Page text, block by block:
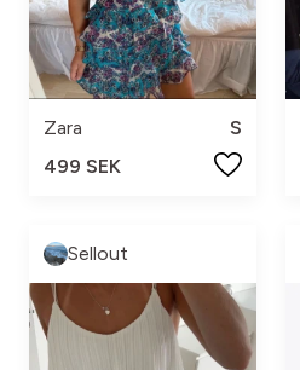
Zara
S
499 SEK
Sellout